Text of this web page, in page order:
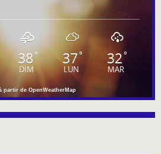
38°
DIM
37°
LUN
32°
MAR
partir de OpenWeatherMap